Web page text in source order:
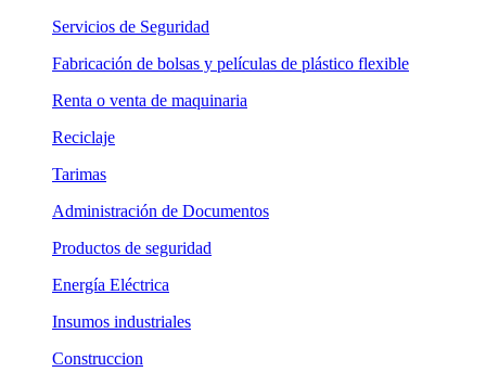
Servicios de Seguridad
Fabricación de bolsas y películas de plástico flexible
Renta o venta de maquinaria
Reciclaje
Tarimas
Administración de Documentos
Productos de seguridad
Energía Eléctrica
Insumos industriales
Construccion